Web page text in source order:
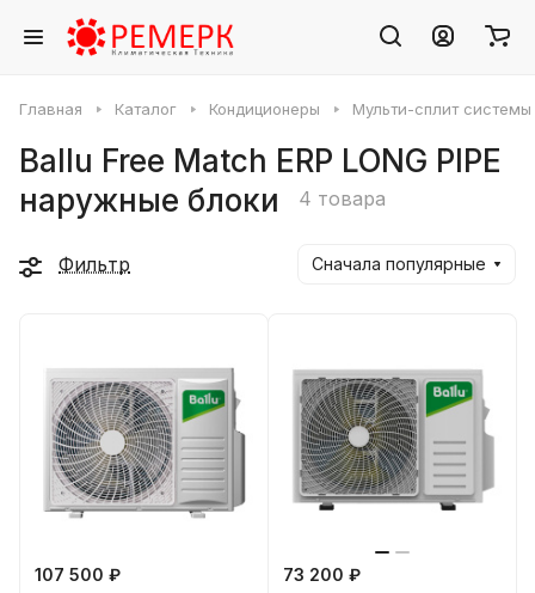
Главная Каталог Кондиционеры Мульти-сплит системы
Ballu Free Match ERP LONG PIPE
наружные блоки
4 товара
Фильтр Сначала популярные
107 500 ₽
73 200 ₽